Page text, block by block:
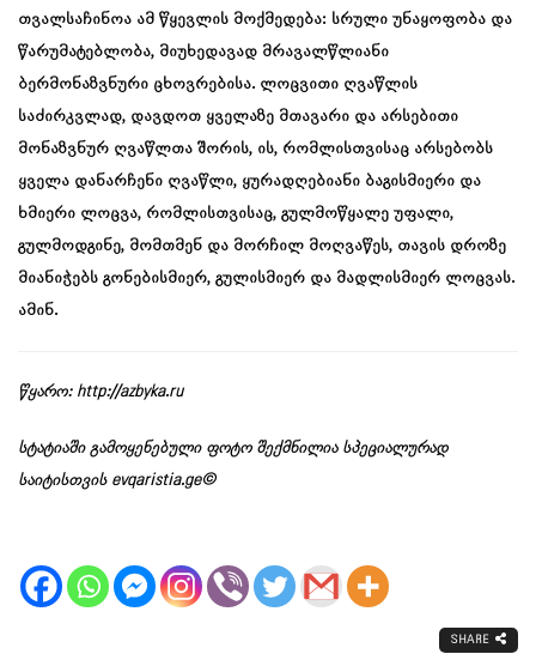
თვალსაჩინოა ამ წყევლის მოქმედება: სრული უნაყოფობა და
წარუმატებლობა, მიუხედავად მრავალწლიანი
ბერმონაზვნური ცხოვრებისა. ლოცვითი ღვაწლის
საძირკვლად, დავდოთ ყველაზე მთავარი და არსებითი
მონაზვნურ ღვაწლთა შორის, ის, რომლისთვისაც არსებობს
ყველა დანარჩენი ღვაწლი, ყურადღებიანი ბაგისმიერი და
ხმიერი ლოცვა, რომლისთვისაც, გულმოწყალე უფალი,
გულმოდგინე, მომთმენ და მორჩილ მოღვაწეს, თავის დროზე
მიანიჭებს გონებისმიერ, გულისმიერ და მადლისმიერ ლოცვას.
ამინ.
წყარო: http://azbyka.ru
სტატიაში გამოყენებული ფოტო შექმნილია სპეციალურად
საიტისთვის evqaristia.ge©
SHARE